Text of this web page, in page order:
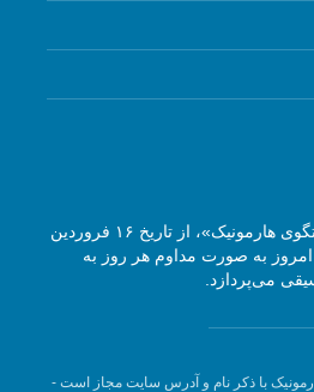
مجله آنلاین موسیقی «گفتگوی هارمونیک»، از تاریخ ۱۶ فروردین
و تا امروز به صورت مداوم هر روز به
می‌پردازد.
با ذکر نام و آدرس سایت مجاز است -